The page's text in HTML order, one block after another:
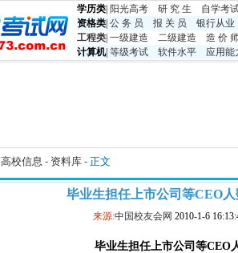
学历类 阳光高考 研 究 生 自学考
资格类 公 务 员 报 关 员 银行从业
工程类 一级建造 二级建造 造 价
计算机| 等级考试 软件水平 应用能
高校信息 - 资料库 - 正文
毕业生担任上市公司等CEO
来源:中国校友会网 2010-1-6
毕业生担任上市公司等CEO